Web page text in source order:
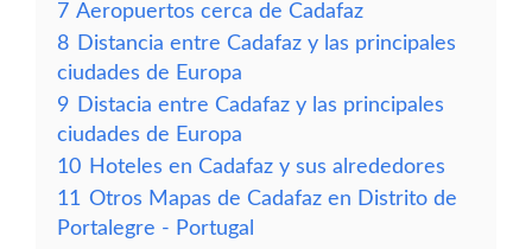
7 Aeropuertos cerca de Cadafaz
8 Distancia entre Cadafaz y las principales
ciudades de Europa
9 Distacia entre Cadafaz y las principales
ciudades de Europa
10 Hoteles en Cadafaz y sus alrededores
11 Otros Mapas de Cadafaz en Distrito de
Portalegre - Portugal